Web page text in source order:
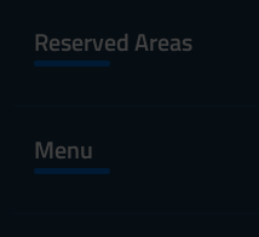
Reserved Areas
Menu